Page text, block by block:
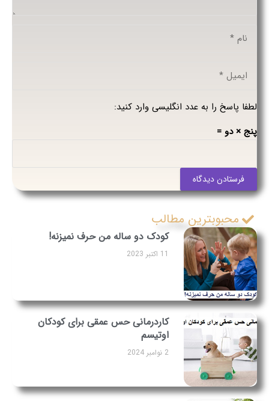
لطفا پاسخ را به عدد انگلیسی وارد کنید:
پنج × دو =
فرستادن دیدگاه
محبوبترین مطالب
کودک دو ساله من حرف نمیزنه!
11 اکتبر 2023
کاردرمانی حس عمقی برای کودکان
اوتیسم
2 نوامبر 2024